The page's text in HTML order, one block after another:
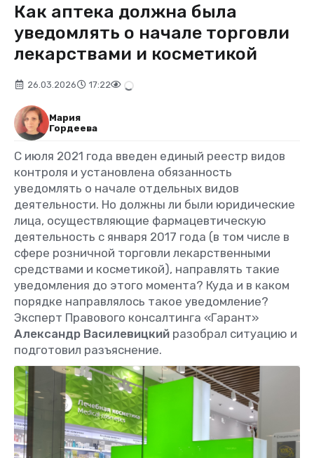
Как аптека должна была
уведомлять о начале торговли
лекарствами и косметикой
26.03.2026 17:22
Мария
Гордеева
С июля 2021 года введен единый реестр видов
контроля и установлена обязанность
уведомлять о начале отдельных видов
деятельности. Но должны ли были юридические
лица, осуществляющие фармацевтическую
деятельность с января 2017 года (в том числе в
сфере розничной торговли лекарственными
средствами и косметикой), направлять такие
уведомления до этого момента? Куда и в каком
порядке направлялось такое уведомление?
Эксперт Правового консалтинга «Гарант»
Александр Василевицкий разобрал ситуацию и
подготовил разъяснение.